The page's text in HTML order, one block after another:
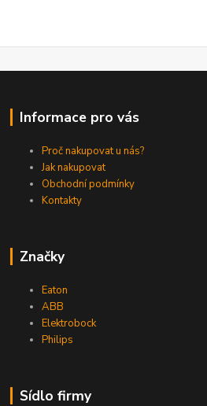
Informace pro vás
Proč nakupovat u nás?
Jak nakupovat
Obchodní podmínky
Kontakty
Značky
Eaton
ABB
Elektrobock
Philips
Sídlo firmy